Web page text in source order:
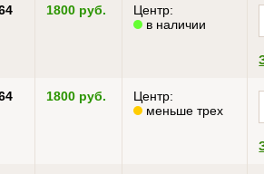
1800 руб.
Центр:
в наличии
1800 руб.
Центр:
меньше трех